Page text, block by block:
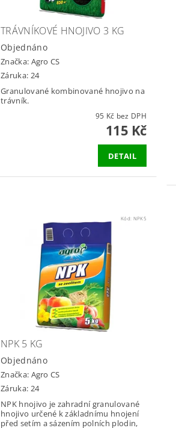
TRÁVNÍKOVÉ HNOJIVO 3 KG
Objednáno
Značka: Agro CS
Záruka: 24
Granulované kombinované hnojivo na
trávník.
95 Kč bez DPH
115 Kč
DETAIL
Kód: NPK5
NPK 5 KG
Objednáno
Značka: Agro CS
Záruka: 24
NPK hnojivo je zahradní granulované
hnojivo určené k základnímu hnojení
před setím a sázením polních plodin,